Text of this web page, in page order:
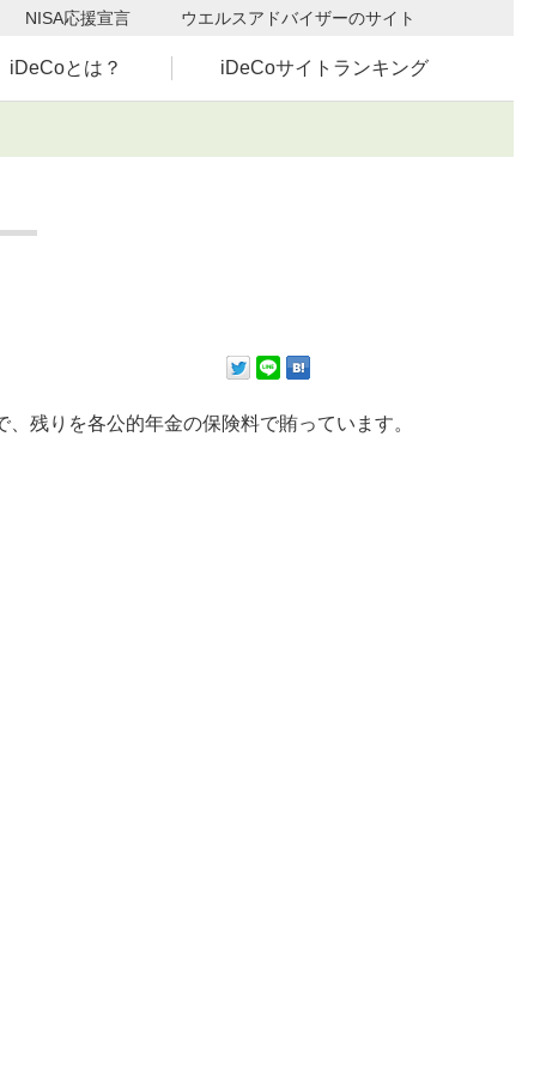
NISA応援宣言 ウエルスアドバイザーのサイト
iDeCoとは？ iDeCoサイトランキング
残りを各公的年金の保険料で賄っています。